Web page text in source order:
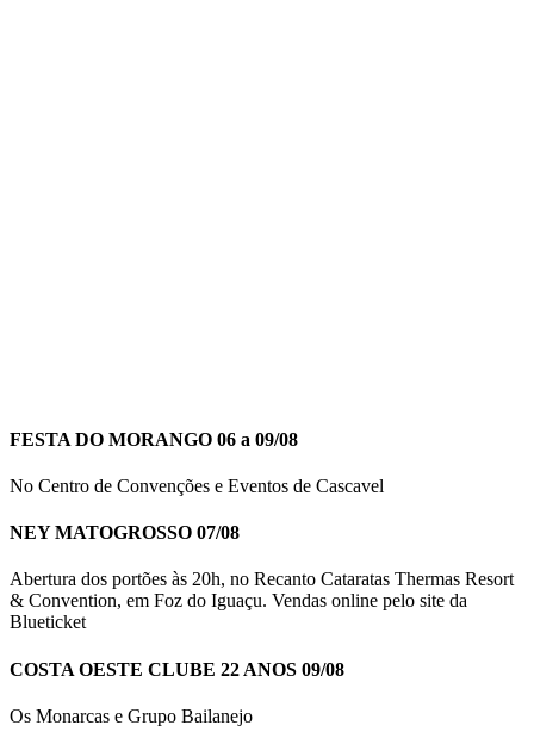
FESTA DO MORANGO 06 a 09/08
No Centro de Convenções e Eventos de Cascavel
NEY MATOGROSSO 07/08
Abertura dos portões às 20h, no Recanto Cataratas Thermas Resort
& Convention, em Foz do Iguaçu. Vendas online pelo site da
Blueticket
COSTA OESTE CLUBE 22 ANOS 09/08
Os Monarcas e Grupo Bailanejo